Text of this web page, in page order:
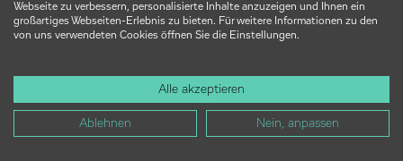
Webseite zu verbessern, personalisierte Inhalte anzuzeigen und Ihnen ein
großartiges Webseiten-Erlebnis zu bieten. Für weitere Informationen zu den
von uns verwendeten Cookies öffnen Sie die Einstellungen.
Alle akzeptieren
Ablehnen Nein, anpassen